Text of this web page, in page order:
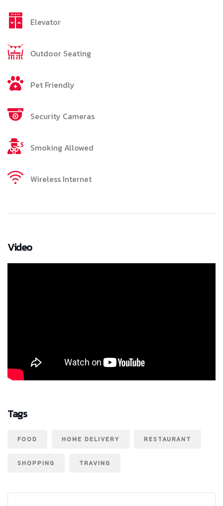
Elevator
Outdoor Seating
Pet Friendly
Security Cameras
Smoking Allowed
Wireless Internet
Video
Tags
FOOD HOME DELIVERY RESTAURANT
SHOPPING TRAVING